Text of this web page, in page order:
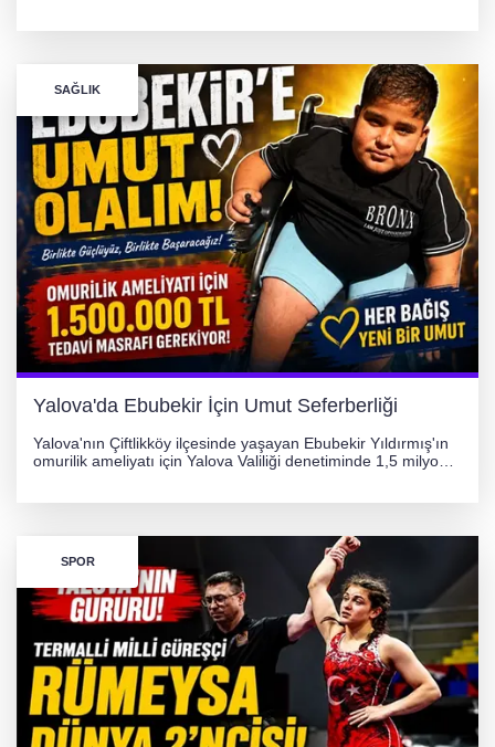
SAĞLIK
Yalova'da Ebubekir İçin Umut Seferberliği
Yalova'nın Çiftlikköy ilçesinde yaşayan Ebubekir Yıldırmış'ın
omurilik ameliyatı için Yalova Valiliği denetiminde 1,5 milyon
SPOR